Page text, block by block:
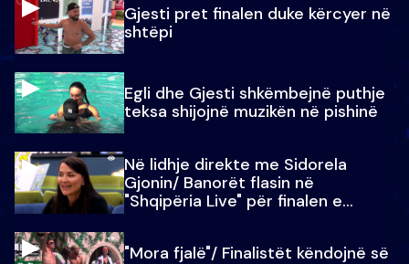
Gjesti pret finalen duke kërcyer në
shtëpi
Egli dhe Gjesti shkëmbejnë puthje
teksa shijojnë muzikën në pishinë
Në lidhje direkte me Sidorela
Gjonin/ Banorët flasin në
"Shqipëria Live" për finalen e
"Mora fjalë"/ Finalistët këndojnë së